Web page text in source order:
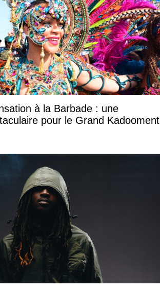
à la Barbade : une
pour le Grand Kadooment